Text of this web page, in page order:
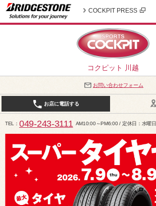
コクピット 川越
COCKPIT PRESS
お問い合わせフォーム
お店に電話する
TEL 049-243-3111 AM10:00～PM6:00 / 定休日：水曜日